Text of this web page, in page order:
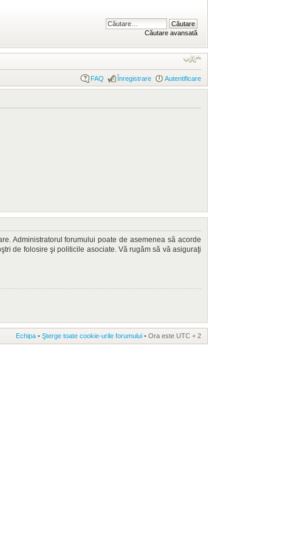
Căutare avansată
FAQ Înregistrare Autentificare
Administratorul forumului poate de asemenea să acorde
de folosire şi politicile asociate. Vă rugăm să vă asiguraţi
Echipa • Şterge toate cookie-urile forumului • Ora este UTC + 2